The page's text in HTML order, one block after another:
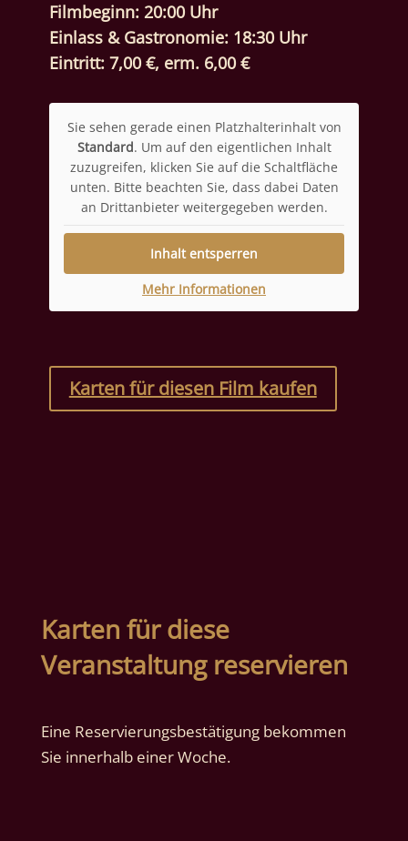
Filmbeginn: 20:00 Uhr
Einlass & Gastronomie: 18:30 Uhr
Eintritt: 7,00 €, erm. 6,00 €
Sie sehen gerade einen Platzhalterinhalt von
Standard. Um auf den eigentlichen Inhalt
zuzugreifen, klicken Sie auf die Schaltfläche
unten. Bitte beachten Sie, dass dabei Daten
an Drittanbieter weitergegeben werden.
Inhalt entsperren
Mehr Informationen
Karten für diesen Film kaufen
Karten für diese
Veranstaltung reservieren
Eine Reservierungsbestätigung bekommen
Sie innerhalb einer Woche.